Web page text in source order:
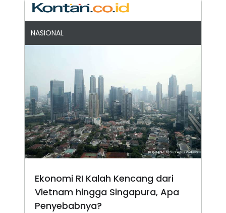
NASIONAL
Ekonomi RI Kalah Kencang dari
Vietnam hingga Singapura, Apa
Penyebabnya?